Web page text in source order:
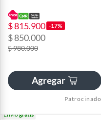
$ 815.900 -17%
$ 850.000
$ 980.000
Agregar
Patrocinado
Envíogratis